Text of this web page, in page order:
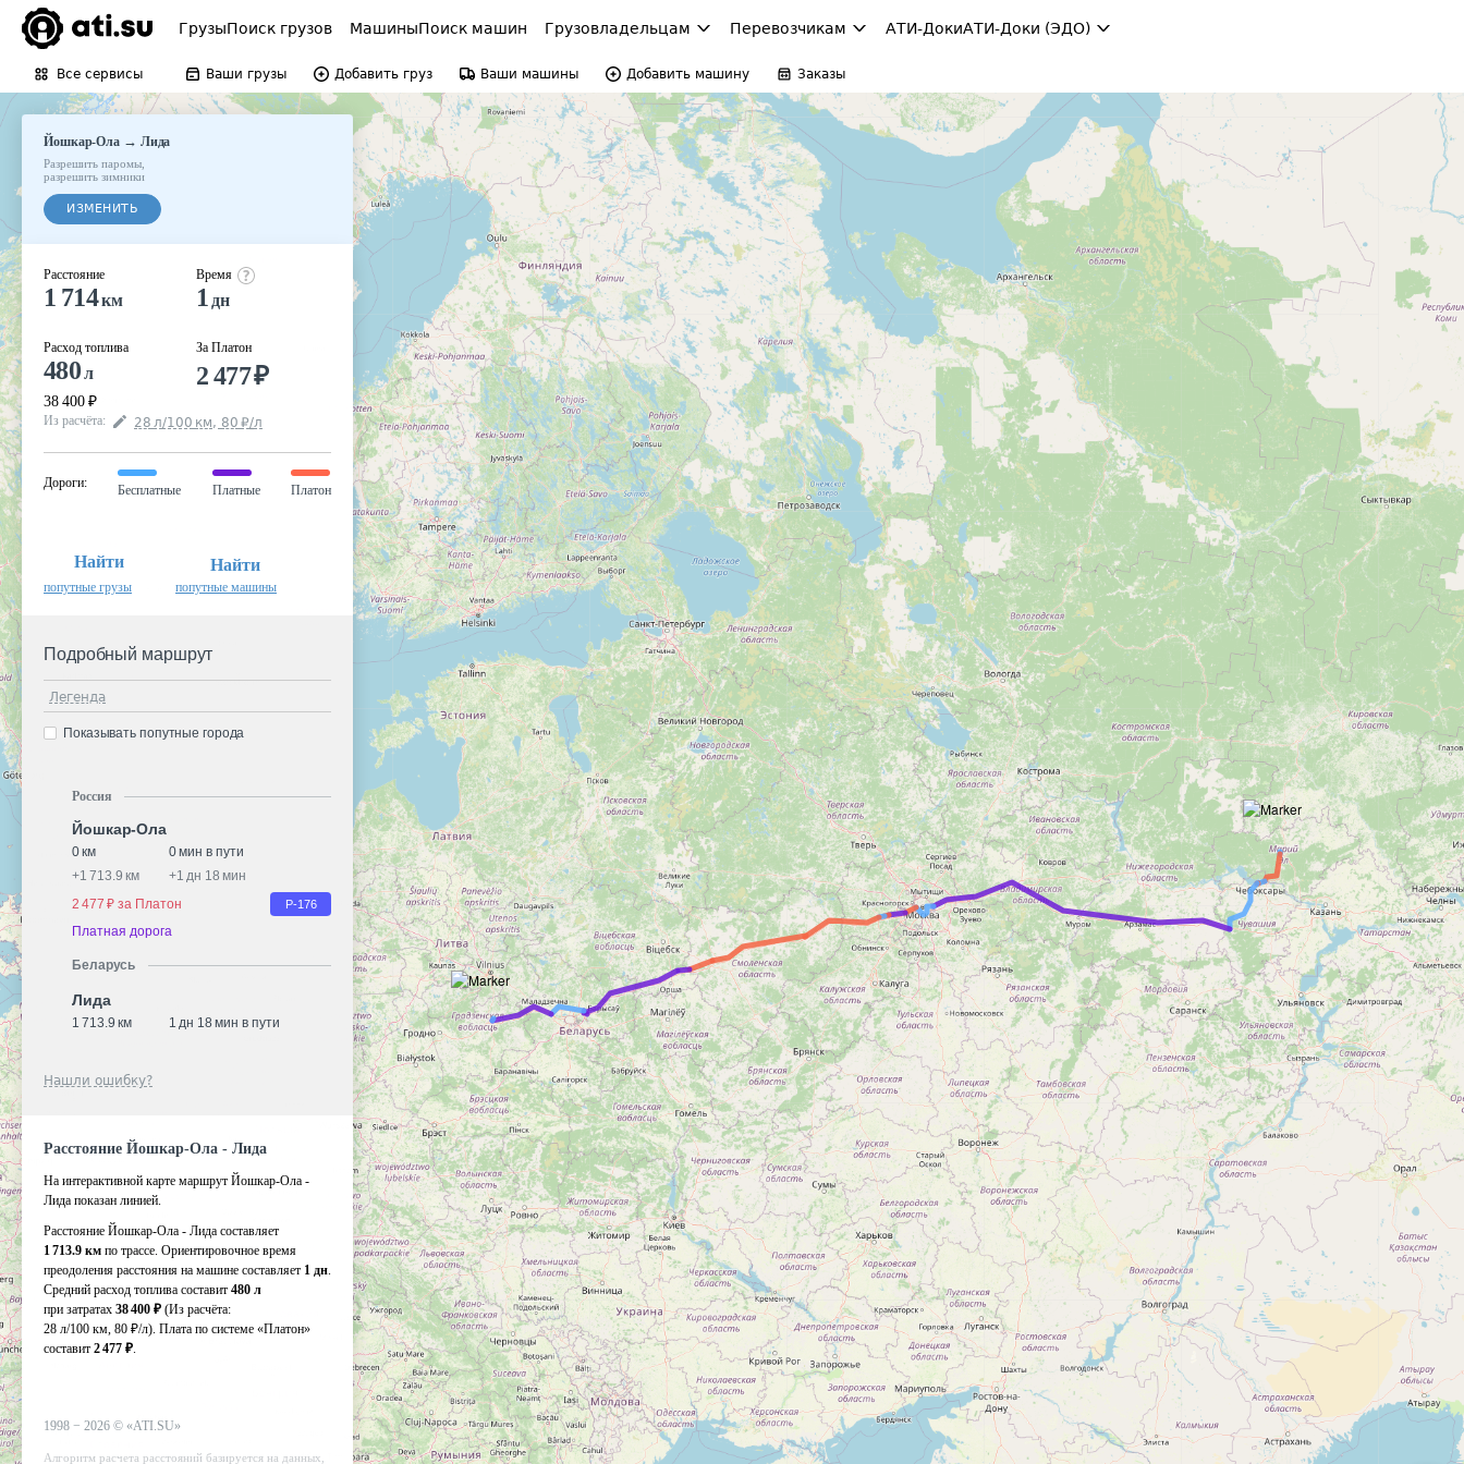
ГрузыПоиск грузов МашиныПоиск машин Грузовладельцам Перевозчикам АТИ-ДокиАТИ-Доки (ЭДО)
Все сервисы Ваши грузы Добавить груз Ваши машины Добавить машину Заказы
Йошкар-Ола → Лида
Разрешить паромы
разрешить зимники
ИЗМЕНИТЬ
Расстояние
1 714км
Расход топлива
480л
38 400 ₽
Время
1 дн
За Платон
2 477₽
Из расчёта: 28 л/100 км, 80 ₽/л
Дороги:
Бесплатные Платные Платон
Найти
попутные грузы
Найти
попутные машины
Подробный маршрут
Легенда
Показывать попутные города
Россия
Йошкар-Ола
0 км
0 мин в пути
+1 713.9 км +1 дн 18 мин
2 477 ₽ за Платон
Р-176
Платная дорога
Беларусь
Лида
1 713.9 км 1 дн 18 мин в пути
Нашли ошибку?
Расстояние Йошкар-Ола - Лида
На интерактивной карте маршрут Йошкар-Ола -
Лида показан линией.
Расстояние Йошкар-Ола - Лида составляет
1 713.9 км по трассе. Ориентировочное время
преодоления расстояния на машине составляет 1 дн.
Средний расход топлива составит 480 л
при затратах 38 400 ₽ (Из расчёта:
28 л/100 км, 80 ₽/л). Плата по системе «Платон»
составит 2 477 ₽.
1998 − 2026 © «ATI.SU»
Алгоритм расчета расстояний базируется на данных,